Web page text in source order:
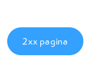
2xx pagina